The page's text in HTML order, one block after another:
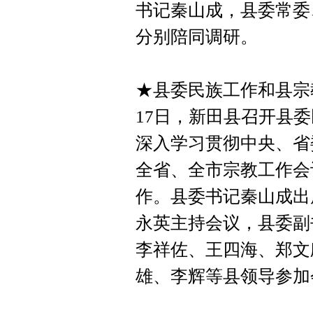
书记秦山成，县委常
分别陪同调研。
★县委民族工作和县
17日，新田县召开县
深入学习贯彻中央、
全省、全市宗教工作
作。县委书记秦山成
永英主持会议，县委
李祥佐、王四海、郑
雄、李辉等县领导参